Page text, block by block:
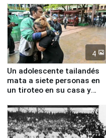
4
Un adolescente tailandés
mata a siete personas en
un tiroteo en su casa y